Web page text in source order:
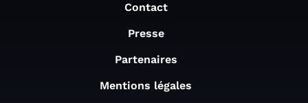
Contact
Presse
Partenaires
Mentions légales